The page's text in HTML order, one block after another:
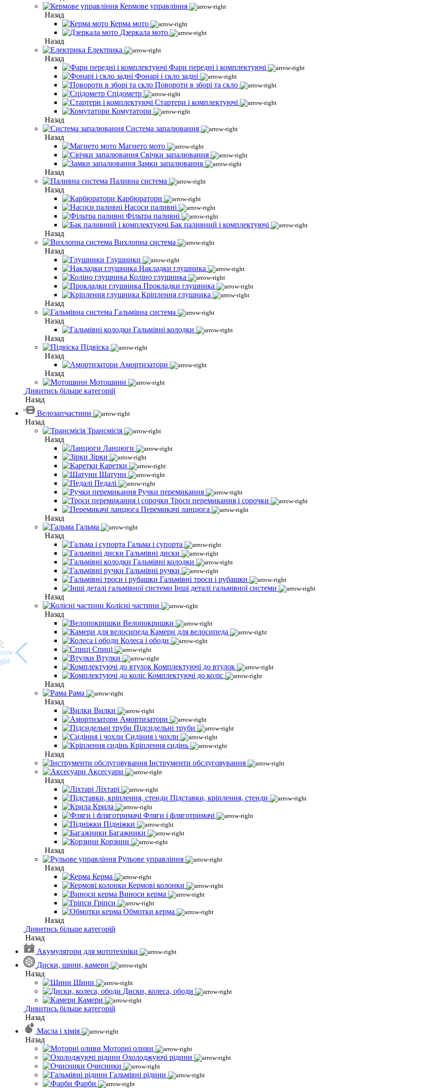
Кермове управління
Назад
Керма мото
Дзеркала мото
Назад
Електрика
Назад
Фари передні і комплектуючі
Фонарі і скло задні
Повороти в зборі та скло
Спідометр
Стартери і комплектуючі
Комутатори
Назад
Система запалювання
Назад
Магнето мото
Свічки запалювання
Замки запалювання
Назад
Паливна система
Назад
Карбюратори
Насоси паливні
Фільтра паливні
Бак паливний і комплектуючі
Назад
Вихлопна система
Назад
Глушники
Накладки глушника
Коліно глушника
Прокладки глушника
Кріплення глушника
Назад
Гальмівна система
Назад
Гальмівні колодки
Назад
Підвіска
Назад
Амортизатори
Назад
Мотошини
Дивитись більше категорій
Назад
Велозапчастини
Назад
Трансмісія
Назад
Ланцюги
Зірки
Каретки
Шатуни
Педалі
Ручки перемикання
Троси перемикання і сорочки
Перемикачі ланцюга
Назад
Гальма
Назад
Гальма і супорта
Гальмівні диски
Гальмівні колодки
Гальмівні ручки
Гальмівні троси і рубашки
Інші деталі гальмівної системи
Назад
Колісні частини
Назад
Велопокришки
Камери для велосипеда
Колеса і ободи
Спиці
Втулки
Комплектуючі до втулок
Комплектуючі до коліс
Назад
Рама
Назад
Вилки
Амортизатори
Підсидельні труби
Сидіння і чохли
Кріплення сидінь
Назад
Інструменти обслуговування
Аксесуари
Назад
Ліхтарі
Підставки, кріплення, стенди
Крила
Фляги і фляготримачі
Підніжки
Багажники
Корзини
Назад
Рульове управління
Назад
Керма
Кермові колонки
Виноси керма
Гріпси
Обмотки керма
Назад
Дивитись більше категорій
Назад
Акумулятори для мототехніки
Диски, шини, камери
Назад
Шини
Диски, колеса, ободи
Камери
Дивитись більше категорій
Назад
Масла і хімія
Назад
Моторні оливи
Охолоджуючі рідини
Очисники
Гальмівні рідини
Фарби